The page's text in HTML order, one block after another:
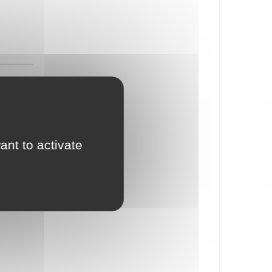
to activate